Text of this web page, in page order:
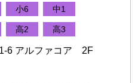
小6 中1
高2 高3
6 アルファコア 2F